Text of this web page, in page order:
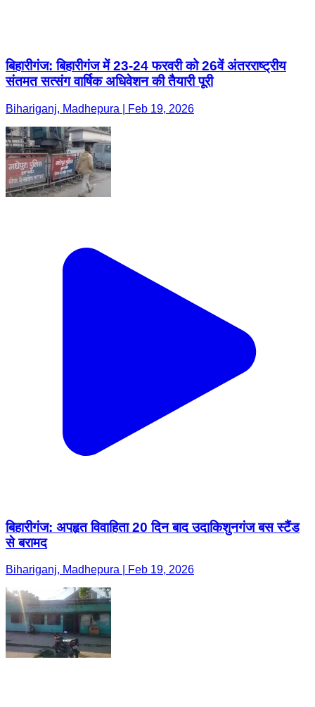
बिहारीगंज: बिहारीगंज में 23-24 फरवरी को 26वें अंतरराष्ट्रीय
संतमत सत्संग वार्षिक अधिवेशन की तैयारी पूरी
Bihariganj, Madhepura | Feb 19, 2026
बिहारीगंज: अपहृत विवाहिता 20 दिन बाद उदाकिशुनगंज बस स्टैंड
से बरामद
Bihariganj, Madhepura | Feb 19, 2026